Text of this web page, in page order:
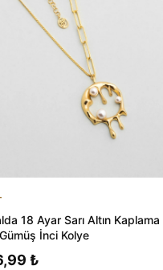
18 Ayar Sarı Altın Kaplama
İnci Kolye
₺